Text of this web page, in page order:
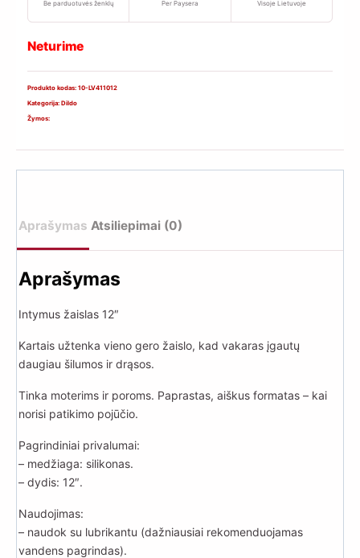
Be parduotuvės ženklų Per Paysera Visoje Lietuvoje
Neturime
Produkto kodas: 10-LV411012
Kategorija: Dildo
Žymos:
Aprašymas Atsiliepimai (0)
Aprašymas
Intymus žaislas 12″
Kartais užtenka vieno gero žaislo, kad vakaras įgautų
daugiau šilumos ir drąsos.
Tinka moterims ir poroms. Paprastas, aiškus formatas – kai
norisi patikimo pojūčio.
Pagrindiniai privalumai:
– medžiaga: silikonas.
– dydis: 12″.
Naudojimas:
– naudok su lubrikantu (dažniausiai rekomenduojamas
vandens pagrindas).